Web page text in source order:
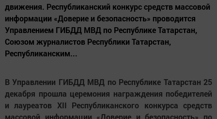
движения. Республиканский конкурс средств массовой
информации «Доверие и безопасность» проводится
Управлением ГИБДД МВД по Республике Татарстан,
Союзом журналистов Республики Татарстан,
Республиканским...
В Управлении ГИБДД МВД по Республике Татарстан 25
декабря прошла церемония награждения победителей
и лауреатов ХII Республиканского конкурса средств